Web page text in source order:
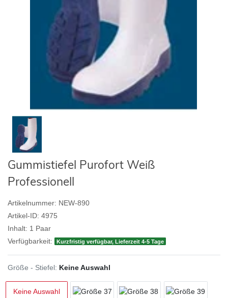
Gummistiefel Purofort Weiß
Professionell
Artikelnummer: NEW-890
Artikel-ID: 4975
Inhalt: 1 Paar
Verfügbarkeit:
Kurzfristig verfügbar, Lieferzeit 4-5 Tage
Größe - Stiefel: Keine Auswahl
Keine Auswahl